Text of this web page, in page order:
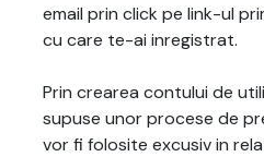
email prin click pe link-ul
cu care te-ai inregistrat.
Prin crearea contului de
supuse unor procese de
vor fi folosite excusiv in